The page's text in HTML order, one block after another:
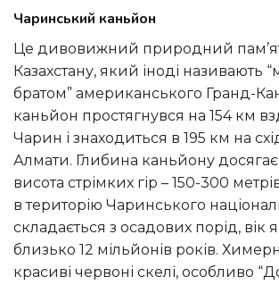
Чаринський каньйон
Це дивовижний природний пам’ятник Східного
Казахстану, який іноді називають
братом” американського Гранд-
каньйон простягнувся на 154 км
Чарин і знаходиться в 195 км на
Алмати. Глибина каньйону досягає
висота стрімких гір – 150-300
в територію Чаринського
складається з осадових порід, вік
близько 12 мільйонів років.
красиві червоні скелі, особливо